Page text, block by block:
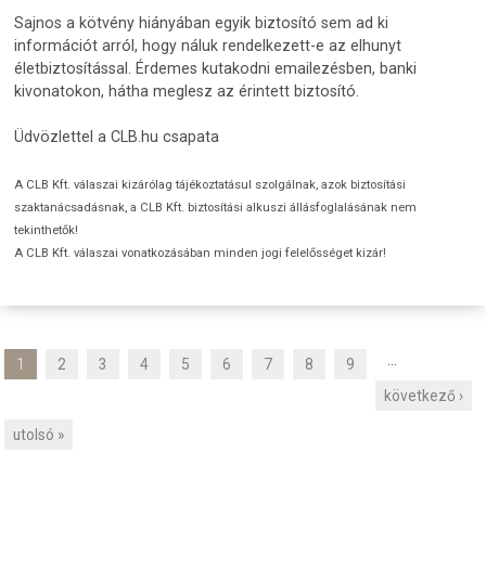
Sajnos a kötvény hiányában egyik biztosító sem ad ki
információt arról, hogy náluk rendelkezett-e az elhunyt
életbiztosítással. Érdemes kutakodni emailezésben, banki
kivonatokon, hátha meglesz az érintett biztosító.
Üdvözlettel a CLB.hu csapata
A CLB Kft. válaszai kizárólag tájékoztatásul szolgálnak, azok biztosítási
szaktanácsadásnak, a CLB Kft. biztosítási alkuszi állásfoglalásának nem
tekinthetők!
A CLB Kft. válaszai vonatkozásában minden jogi felelősséget kizár!
O1 2 3 4 5 6 7 8 9
következő ›
utolsó »